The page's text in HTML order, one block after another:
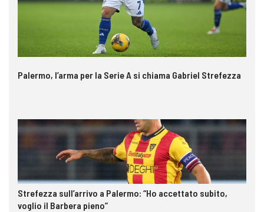
Palermo, l’arma per la Serie A si chiama Gabriel Strefezza
Strefezza sull’arrivo a Palermo: “Ho accettato subito,
voglio il Barbera pieno”